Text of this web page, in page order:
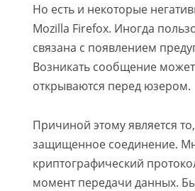
Но есть и некоторые
Mozilla Firefox. Иногда
связана с появлением
Возникать сообщение
открываются перед юзером.
Причиной этому является
защищенное соединение.
криптографический
момент передачи данных.